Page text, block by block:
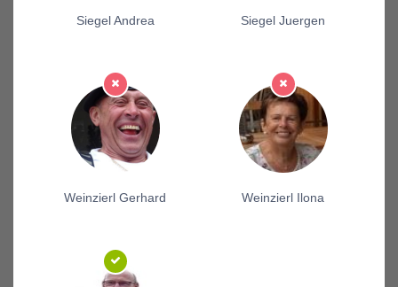
Siegel Andrea Siegel Juergen
Weinzierl Gerhard Weinzierl Ilona